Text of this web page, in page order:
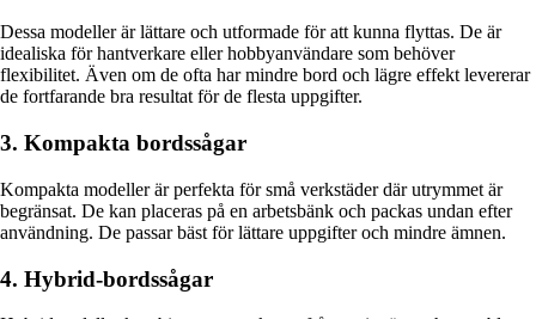
Dessa modeller är lättare och utformade för att kunna flyttas. De är
idealiska för hantverkare eller hobbyanvändare som behöver
flexibilitet. Även om de ofta har mindre bord och lägre effekt levererar
de fortfarande bra resultat för de flesta uppgifter.
3. Kompakta bordssågar
Kompakta modeller är perfekta för små verkstäder där utrymmet är
begränsat. De kan placeras på en arbetsbänk och packas undan efter
användning. De passar bäst för lättare uppgifter och mindre ämnen.
4. Hybrid-bordssågar